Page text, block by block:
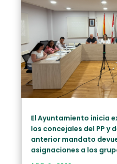
El Ayuntamiento inicia
los concejales del PP y
anterior mandato
asignaciones a los